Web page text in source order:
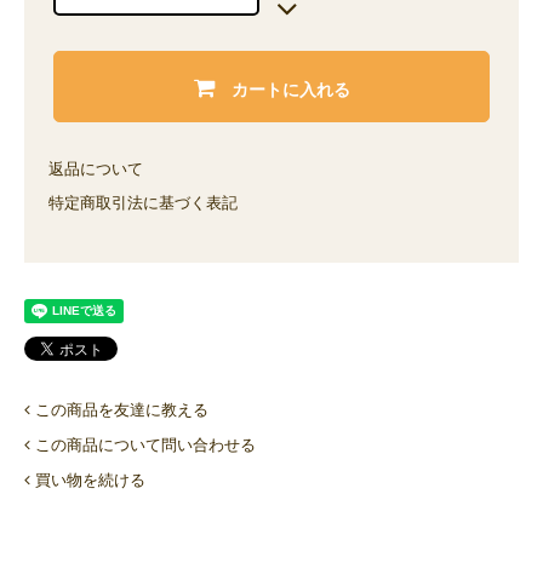
カートに入れる
返品について
特定商取引法に基づく表記
この商品を友達に教える
この商品について問い合わせる
買い物を続ける